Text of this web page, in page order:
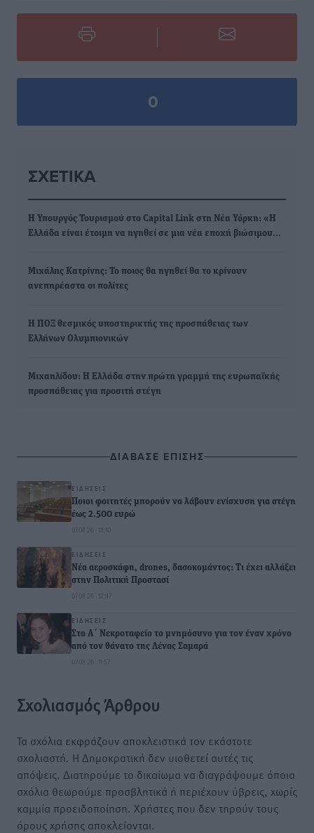
0
ΣΧΕΤΙΚΆ
Η Υπουργός Τουρισμού στο Capital Link στη Νέα Υόρκη: «Η
Ελλάδα είναι έτοιμη να ηγηθεί σε μια νέα εποχή βιώσιμου…
Μιχάλης Κατρίνης: Το ποιος θα ηγηθεί θα το κρίνουν
ανεπηρέαστα οι πολίτες
Η ΠΟΞ θεσμικός υποστηρικτής της προσπάθειας των
Ελλήνων Ολυμπιονικών
Μιχαηλίδου: Η Ελλάδα στην πρώτη γραμμή της ευρωπαϊκής
προσπάθειας για προσιτή στέγη
ΔΙΑΒΑΣΕ ΕΠΙΣΗΣ
ΕΙΔΉΣΕΙΣ
Ποιοι φοιτητές μπορούν να λάβουν ενίσχυση για στέγη
έως 2.500 ευρώ
07.08.26 · 18:10
ΕΙΔΉΣΕΙΣ
Νέα αεροσκάφη, drones, δασοκομάντος: Τι έχει αλλάξει
στην Πολιτική Προστασί
07.08.26 · 12:47
ΕΙΔΉΣΕΙΣ
Στο Α΄ Νεκροταφείο το μνημόσυνο για τον έναν χρόνο
από τον θάνατο της Λένας Σαμαρά
07.08.26 · 11:57
Σχολιασμός Άρθρου
Τα σχόλια εκφράζουν αποκλειστικά τον εκάστοτε
σχολιαστή. Η Δημοκρατική δεν υιοθετεί αυτές τις
απόψεις. Διατηρούμε το δικαίωμα να διαγράψουμε όποια
σχόλια θεωρούμε προσβλητικά ή περιέχουν ύβρεις, χωρίς
καμμία προειδοποίηση. Χρήστες που δεν τηρούν τους
όρους χρήσης αποκλείονται.